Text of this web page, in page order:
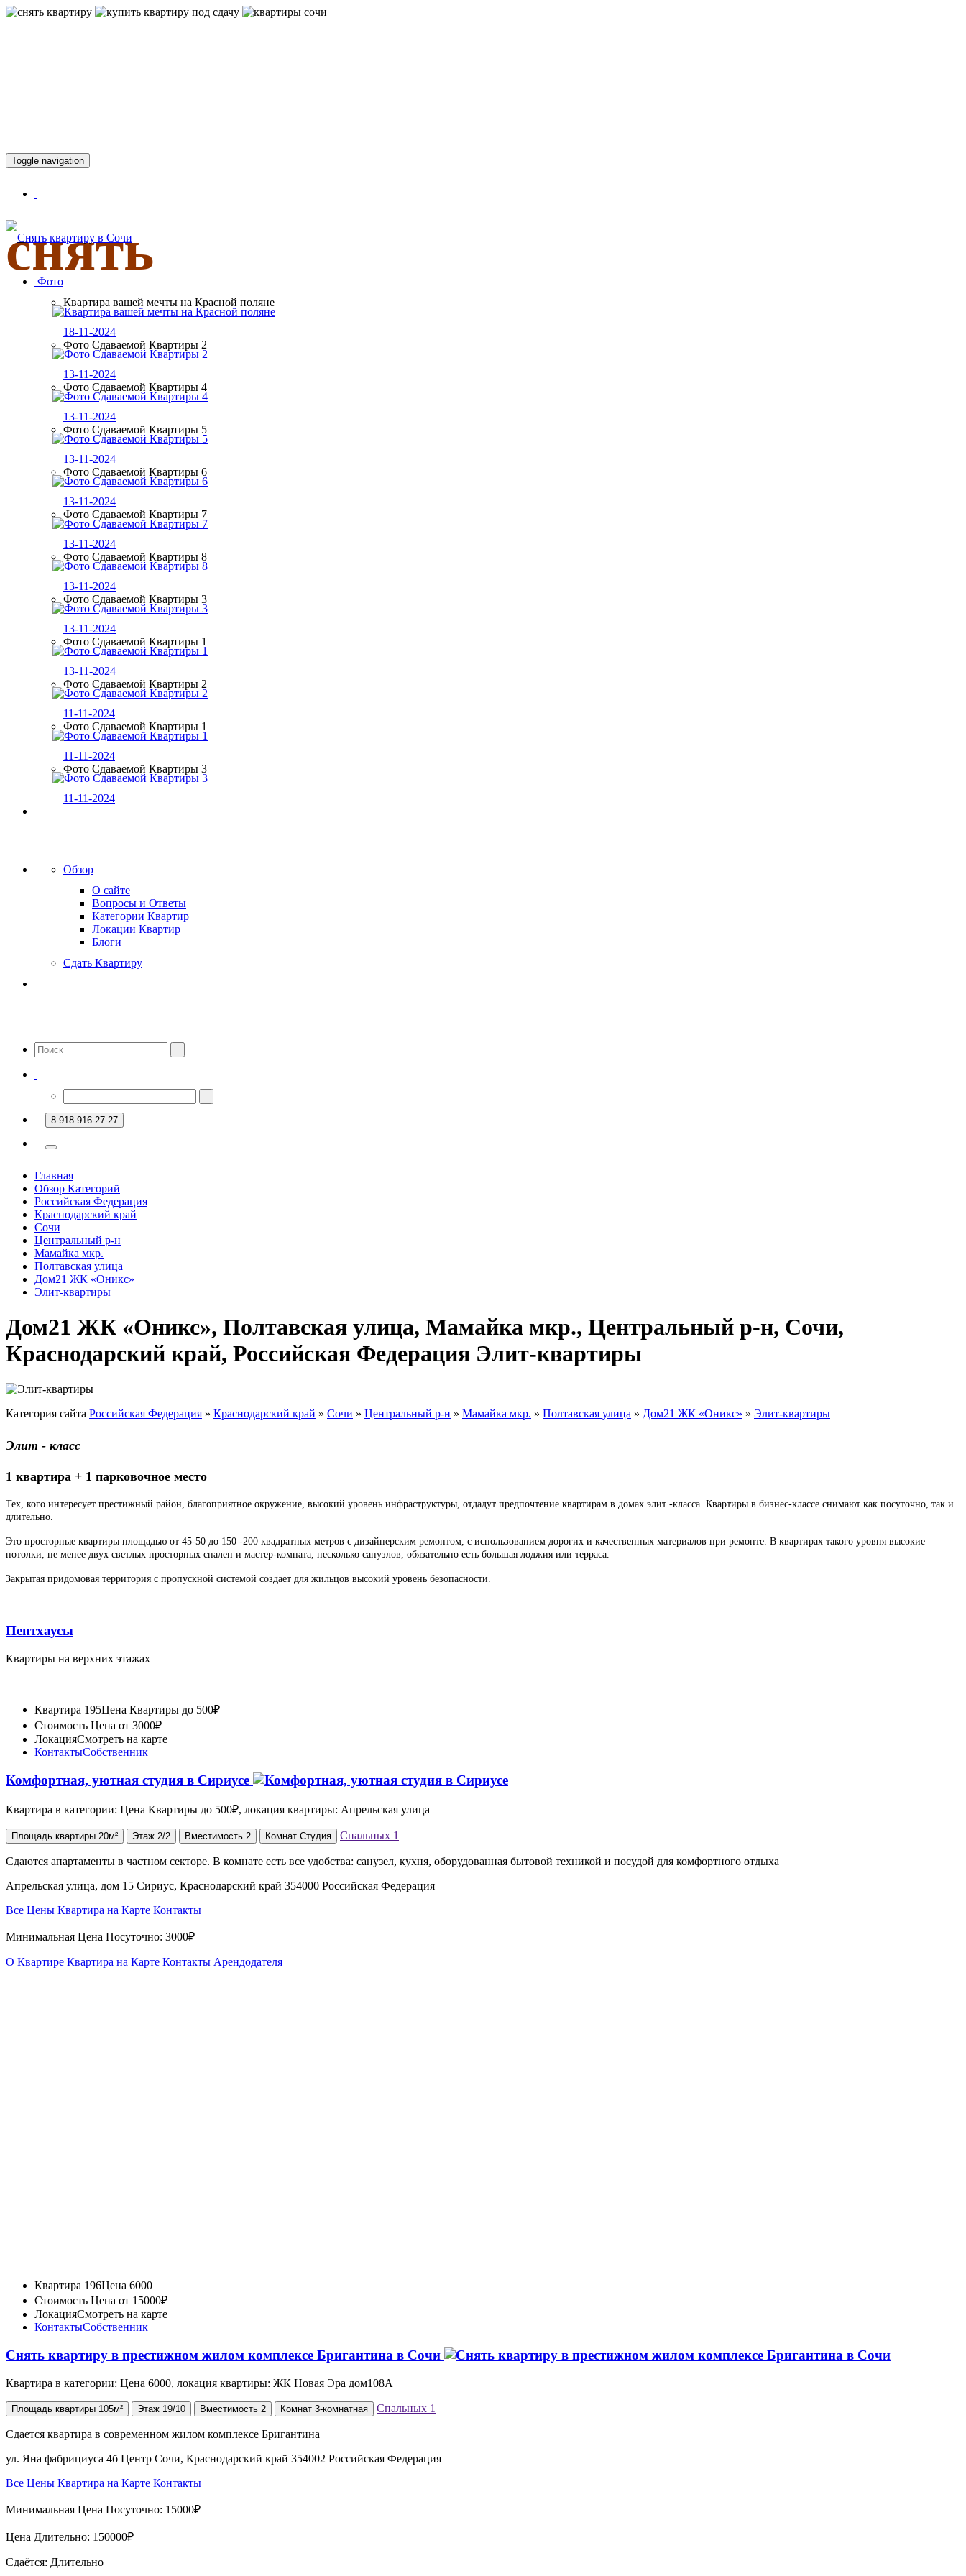
снять
Toggle navigation
Фото
Квартира вашей мечты на Красной поляне
18-11-2024
Фото Сдаваемой Квартиры 2
13-11-2024
Фото Сдаваемой Квартиры 4
13-11-2024
Фото Сдаваемой Квартиры 5
13-11-2024
Фото Сдаваемой Квартиры 6
13-11-2024
Фото Сдаваемой Квартиры 7
13-11-2024
Фото Сдаваемой Квартиры 8
13-11-2024
Фото Сдаваемой Квартиры 3
13-11-2024
Фото Сдаваемой Квартиры 1
13-11-2024
Фото Сдаваемой Квартиры 2
11-11-2024
Фото Сдаваемой Квартиры 1
11-11-2024
Фото Сдаваемой Квартиры 3
11-11-2024
Обзор
О сайте
Вопросы и Ответы
Категории Квартир
Локации Квартир
Блоги
Сдать Квартиру
8-918-916-27-27
Главная
Обзор Категорий
Российская Федерация
Краснодарский край
Сочи
Центральный р-н
Мамайка мкр.
Полтавская улица
Дом21 ЖК «Оникс»
Элит-квартиры
Дом21 ЖК «Оникс», Полтавская улица, Мамайка мкр., Центральный р-н, Сочи,
Краснодарский край, Российская Федерация Элит-квартиры
Категория сайта Российская Федерация » Краснодарский край » Сочи » Центральный р-н » Мамайка мкр. » Полтавская улица » Дом21 ЖК «Оникс» » Элит-квартиры
Элит - класс
1 квартира + 1 парковочное место
Тех, кого интересует престижный район, благоприятное окружение, высокий уровень инфраструктуры, отдадут предпочтение квартирам в домах элит -класса. Квартиры в бизнес-классе снимают как посуточно, так и
длительно.
Это просторные квартиры площадью от 45-50 до 150 -200 квадратных метров с дизайнерским ремонтом, с использованием дорогих и качественных материалов при ремонте. В квартирах такого уровня высокие
потолки, не менее двух светлых просторных спален и мастер-комната, несколько санузлов, обязательно есть большая лоджия или терраса.
Закрытая придомовая территория с пропускной системой создает для жильцов высокий уровень безопасности.
Пентхаусы
Квартиры на верхних этажах
Квартира 195Цена Квартиры до 500₽
Стоимость Цена от 3000₽
ЛокацияСмотреть на карте
КонтактыСобственник
Комфортная, уютная студия в Сириусе
Квартира в категории: Цена Квартиры до 500₽, локация квартиры: Апрельская улица
Площадь квартиры 20м² Этаж 2/2 Вместимость 2 Комнат Студия Спальных 1
Сдаются апартаменты в частном секторе. В комнате есть все удобства: санузел, кухня, оборудованная бытовой техникой и посудой для комфортного отдыха
Апрельская улица, дом 15 Сириус, Краснодарский край 354000 Российская Федерация
Все Цены Квартира на Карте Контакты
Минимальная Цена Посуточно: 3000₽
О Квартире Квартира на Карте Контакты Арендодателя
Квартира 196Цена 6000
Стоимость Цена от 15000₽
ЛокацияСмотреть на карте
КонтактыСобственник
Снять квартиру в престижном жилом комплексе Бригантина в Сочи
Квартира в категории: Цена 6000, локация квартиры: ЖК Новая Эра дом108А
Площадь квартиры 105м² Этаж 19/10 Вместимость 2 Комнат 3-комнатная Спальных 1
Сдается квартира в современном жилом комплексе Бригантина
ул. Яна фабрициуса 4б Центр Сочи, Краснодарский край 354002 Российская Федерация
Все Цены Квартира на Карте Контакты
Минимальная Цена Посуточно: 15000₽
Цена Длительно: 150000₽
Сдаётся: Длительно